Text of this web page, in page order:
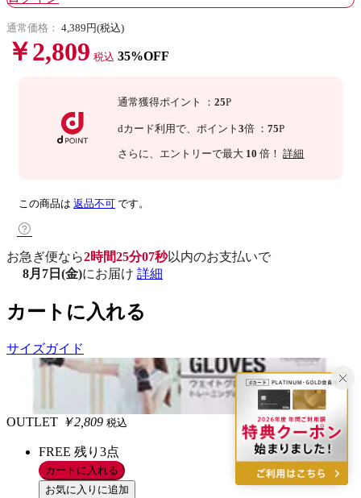
通常価格： 4,389円(税込)
￥2,809 税込 35%OFF
通常獲得ポイント ：25P
dカード利用で、 ポイント3倍 ：75P
さらに 、エントリーで最大 10 倍！詳細
この商品は 返品不可 です。
お急ぎ便なら2時間25分06秒以内のお支払いで
8月7日(金)にお届け 詳細
カートに入れる
サイズガイド
OUTLET ￥2,809 税込
FREE 残り3点
カートに入れる
お気に入りに追加